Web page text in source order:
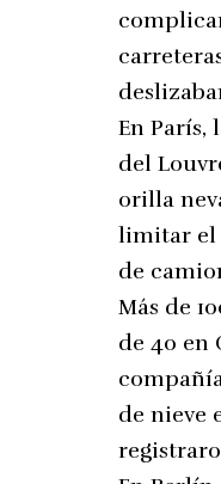
En París,
del
orilla
limitar el
de
Más de
de 40 en
de nieve